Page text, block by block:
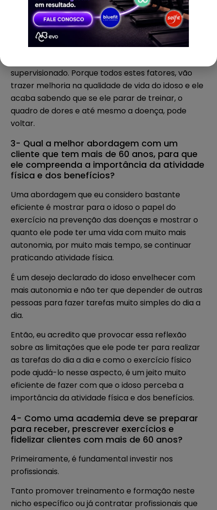
Então, para fidelizar o idoso, ele precisa se sentir
muito seguro com relação ao profissional, que
além de conhecer as limitações e prescrever um
bom treino individualizado, é fundamental um bom
supervisionado. Porque todos estes fatores, vão
trazer melhoria na qualidade de vida do idoso e ele
acaba sabendo que se ele parar de treinar, o
quadro de dores e até mesmo a doença, pode
voltar.
3- Qual a melhor abordagem com um
cliente que tem mais de 60 anos, para que
ele compreenda a importância da atividade
física e dos benefícios?
Uma abordagem que eu considero bastante
eficiente é mostrar para o idoso o papel do
exercício na prevenção das doenças e mostrar o
quanto ele pode ter uma vida com muito mais
autonomia, por muito mais tempo, se continuar
praticando atividade física.
É um desejo declarado do idoso envelhecer com
mais autonomia e não ter que depender de outras
pessoas para fazer tarefas muito simples do dia a
dia.
Então, eu acredito que provocar essa reflexão
sobre as limitações que ele pode ter para realizar
as tarefas do dia a dia e como o exercício físico
pode ajudá-lo nesse aspecto, é um jeito muito
eficiente de fazer com que o idoso perceba a
importância da atividade física e dos benefícios.
4- Como uma academia deve se preparar
para receber, prescrever exercícios e
fidelizar clientes com mais de 60 anos?
Primeiramente, é fundamental investir nos
profissionais.
Tanto promover treinamento e formação neste
nicho específico ou já contratar profissionais que